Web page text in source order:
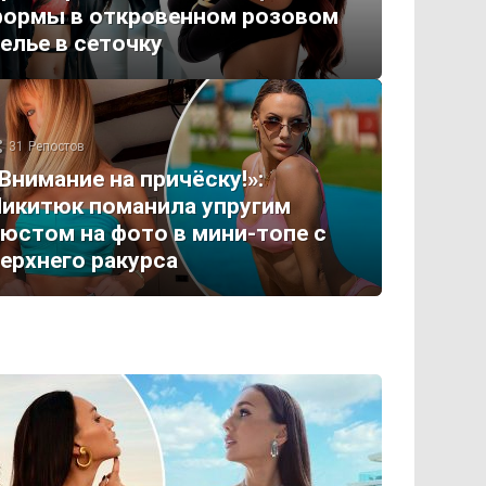
в откровенном розовом
в сеточку
31 Репостов
на причёску!»:
поманила упругим
на фото в мини-топе с
ракурса